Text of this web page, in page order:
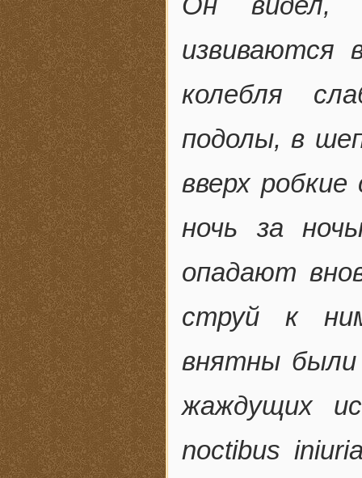
извиваются
колебля
подолы, в
вверх
ночь за
опадают
струй к
внятны были
жаждущих
noctibus